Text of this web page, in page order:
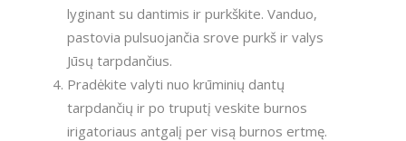
lyginant su dantimis ir purkškite. Vanduo,
pastovia pulsuojančia srove purkš ir valys
Jūsų tarpdančius.
Pradėkite valyti nuo krūminių dantų
tarpdančių ir po truputį veskite burnos
irigatoriaus antgalį per visą burnos ertmę.